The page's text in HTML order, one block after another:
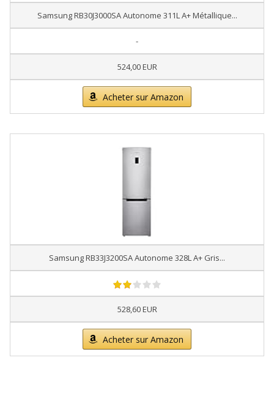
Samsung RB30J3000SA Autonome 311L A+ Métallique...
-
524,00 EUR
Acheter sur Amazon
Samsung RB33J3200SA Autonome 328L A+ Gris...
528,60 EUR
Acheter sur Amazon